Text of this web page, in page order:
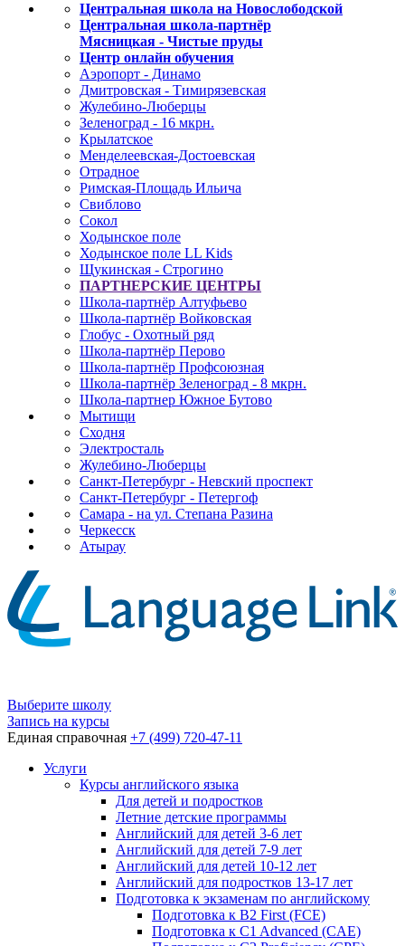
Центральная школа на Новослободской
Центральная школа-партнёр
Мясницкая - Чистые пруды
Центр онлайн обучения
Аэропорт - Динамо
Дмитровская - Тимирязевская
Жулебино-Люберцы
Зеленоград - 16 мкрн.
Крылатское
Менделеевская-Достоевская
Отрадное
Римская-Площадь Ильича
Свиблово
Сокол
Ходынское поле
Ходынское поле LL Kids
Щукинская - Строгино
ПАРТНЕРСКИЕ ЦЕНТРЫ
Школа-партнёр Алтуфьево
Школа-партнёр Войковская
Глобус - Охотный ряд
Школа-партнёр Перово
Школа-партнёр Профсоюзная
Школа-партнёр Зеленоград - 8 мкрн.
Школа-партнер Южное Бутово
Мытищи
Сходня
Электросталь
Жулебино-Люберцы
Санкт-Петербург - Невский проспект
Санкт-Петербург - Петергоф
Самара - на ул. Степана Разина
Черкесск
Атырау
Выберите школу
Запись на курсы
Единая справочная +7 (499) 720-47-11
Услуги
Курсы английского языка
Для детей и подростков
Летние детские программы
Английский для детей 3-6 лет
Английский для детей 7-9 лет
Английский для детей 10-12 лет
Английский для подростков 13-17 лет
Подготовка к экзаменам по английскому
Подготовка к B2 First (FCE)
Подготовка к C1 Advanced (CAE)